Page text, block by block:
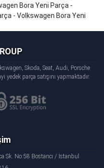
Bora Yeni Parça -
- Volkswagen Bora Yeni
Skoda, Seat, Audi, Porsche
yedek parça satışını yapmaktadır.
Sk. No:58 Bostancı / İstanbul